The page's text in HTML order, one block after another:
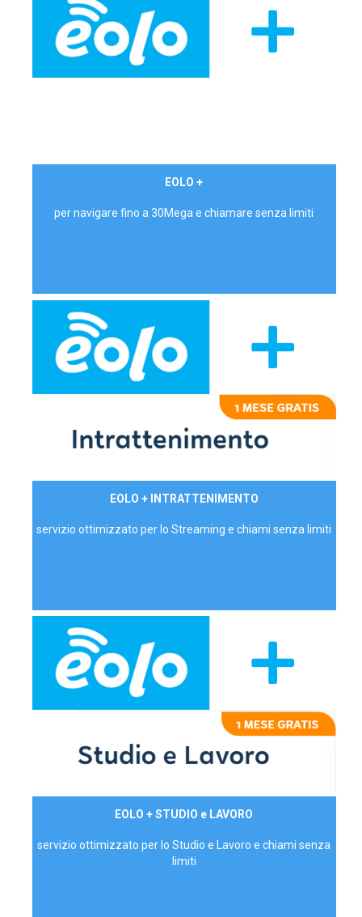
EOLO +
per navigare fino a 30Mega e chiamare senza limiti
EOLO + INTRATTENIMENTO
servizio ottimizzato per lo Streaming e chiami senza limiti
EOLO + STUDIO e LAVORO
servizio ottimizzato per lo Studio e Lavoro e chiami senza
limiti